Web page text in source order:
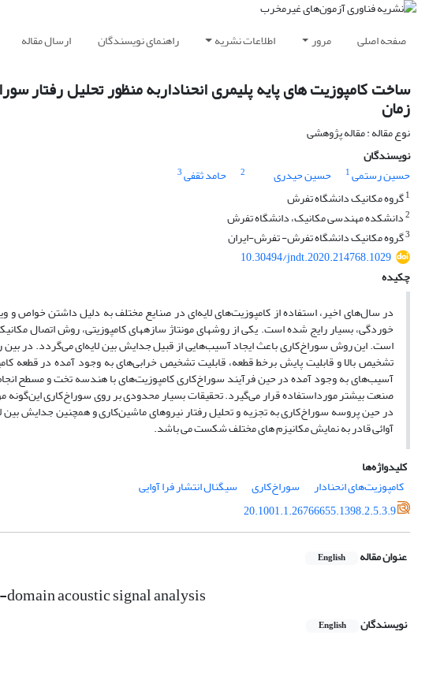
صفحه اصلی مرور اطلاعات نشریه راهنمای نویسندگان ارسال مقاله
ساخت کامپوزیت های پایه پلیمری انحناداربه منظور تحلیل رفتار
زمان
نوع مقاله : مقاله پژوهشی
نویسندگان
حسین رستمی1 حسین حیدری 2 حامد ثقفی3
1گروه مکانیک دانشگاه تفرش
2دانشکده مهندسی مکانیک، دانشگاه تفرش
3گروه مکانیک دانشگاه تفرش- تفرش-ایران
10.30494/jndt.2020.214768.1029
چکیده
در سال‌های اخیر، استفاده از کامپوزیت‌های لایه‌ای در صنایع مختلف به دلیل داشتن خواص و
خوردگی، بسیار رایج شده است. یکی از روشهای مونتاژ سازههای کامپوزیتی، روش اتصال
است. این روش سوراخ‌کاری باعث ایجاد آسیب‌هایی از قبیل جدایش بین لایه‌ای می‌گردد. در
تشخیص بالا و قابلیت پایش برخط قطعه، قابلیت تشخیص خرابی‌های به وجود آمده در قطعه
آسیب‌های به وجود آمده در حین فرآیند سوراخ‌کاری کامپوزیت‌های با هندسه تخت و مسطح
صنعت بیشتر مورداستفاده قرار می‌گیرد. تحقیقات بسیار محدودی بر روی سوراخ‌کاری این‌گونه
در حین پروسه سوراخ‌کاری به تجزیه ‌و تحلیل رفتار نیروهای ماشین‌کاری و همچنین جدایش
آوائی قادر به نمایش مکانیزم های مختلف شکست می باشد.
کلیدواژه‌ها
کامپوزیت‌های انحنادار
سوراخ‌کاری
سیگنال انتشار فرا آوایی
20.1001.1.26766655.1398.2.5.3.9
عنوان مقاله English
acoustic signal analysis
نویسندگان English